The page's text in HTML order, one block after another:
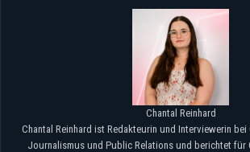
Reglement-Änderungen In Der
Formel 1: Fahrer Und Fans Dürfen
Chantal Reinhard
Chantal Reinhard ist Redakteurin und Interviewerin
Journalismus und Public Relations und berichtet für